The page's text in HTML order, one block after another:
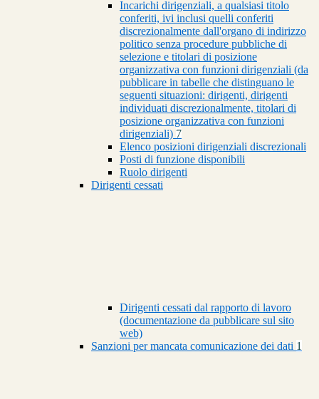
Incarichi dirigenziali, a qualsiasi titolo
conferiti, ivi inclusi quelli conferiti
discrezionalmente dall'organo di indirizzo
politico senza procedure pubbliche di
selezione e titolari di posizione
organizzativa con funzioni dirigenziali (da
pubblicare in tabelle che distinguano le
seguenti situazioni: dirigenti, dirigenti
individuati discrezionalmente, titolari di
posizione organizzativa con funzioni
dirigenziali) 7
Elenco posizioni dirigenziali discrezionali
Posti di funzione disponibili
Ruolo dirigenti
Dirigenti cessati
Dirigenti cessati dal rapporto di lavoro
(documentazione da pubblicare sul sito
web)
Sanzioni per mancata comunicazione dei dati 1